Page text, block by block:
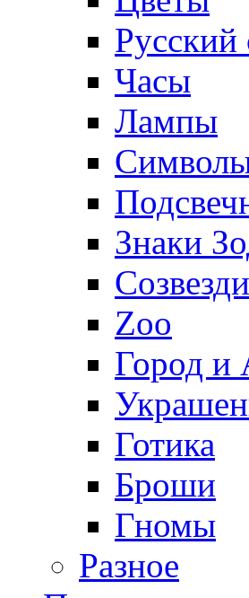
Русский
Часы
Лампы
Знаки
Zoo
Город и
Готика
Броши
Гномы
Разное